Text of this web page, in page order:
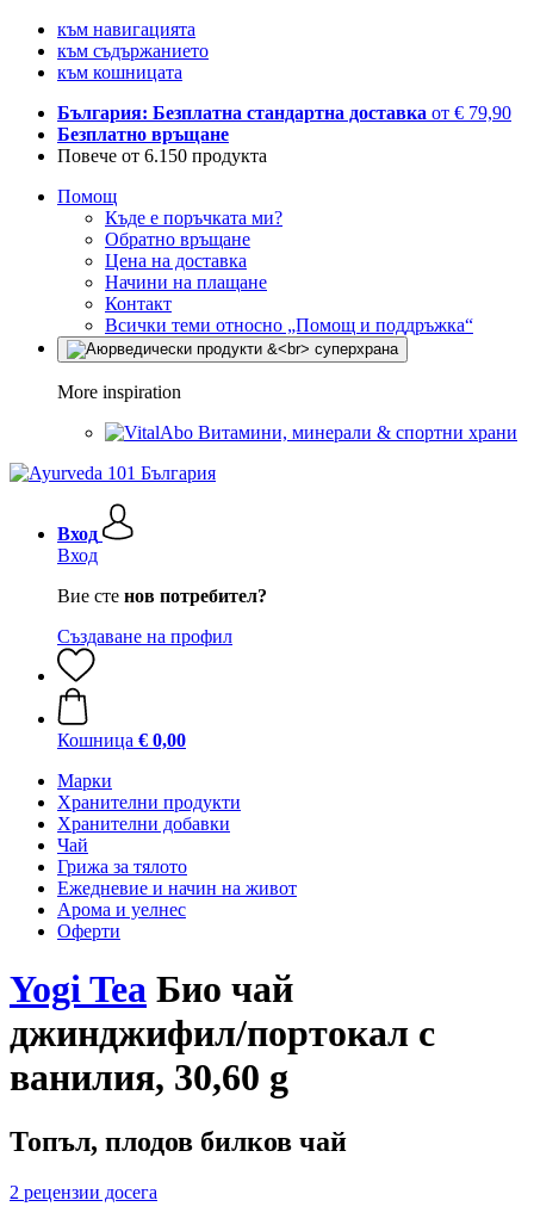
към навигацията
към съдържанието
към кошницата
България: Безплатна стандартна доставка от € 79,90
Безплатно връщане
Повече от 6.150 продукта
Помощ
Къде е поръчката ми?
Обратно връщане
Цена на доставка
Начини на плащане
Контакт
Всички теми относно „Помощ и поддръжка“
More inspiration
Витамини, минерали & спортни храни
Вход
Вход
Вие сте нов потребител?
Създаване на профил
Кошница € 0,00
Марки
Хранителни продукти
Хранителни добавки
Чай
Грижа за тялото
Ежедневие и начин на живот
Арома и уелнес
Оферти
Yogi Tea Био чай
джинджифил/портокал с
ванилия, 30,60 g
Топъл, плодов билков чай
2 рецензии досега